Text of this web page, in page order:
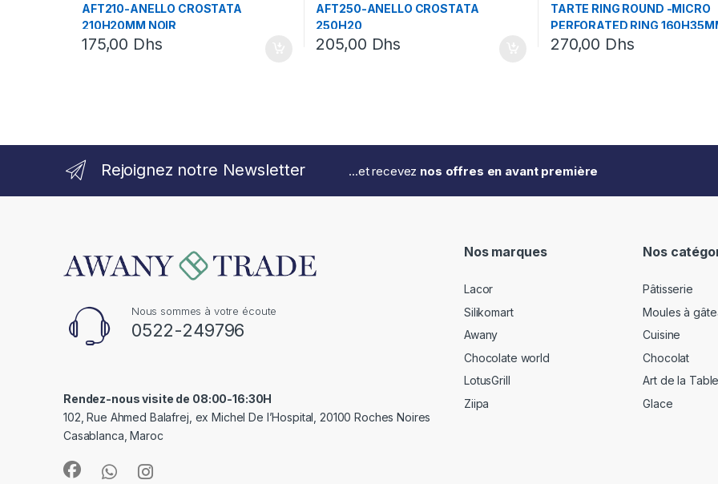
AFT210-ANELLO CROSTATA
210H20MM NOIR
175,00 Dhs
AFT250-ANELLO CROSTATA
250H20
205,00 Dhs
TARTE RING ROUND -MICRO
PERFORATED RING
270,00 Dhs
Rejoignez notre Newsletter ...et recevez nos offres en avant première
Nous sommes à votre écoute
0522-249796
Rendez-nous visite de 08:00-16:30H
102, Rue Ahmed Balafrej, ex Michel De l’Hospital, 20100 Roches Noires
Casablanca, Maroc
Nos marques
Lacor
Silikomart
Awany
Chocolate world
LotusGrill
Ziipa
Nos
Pâtisserie
Moules à
Cuisine
Chocolat
Art de la Table
Glace